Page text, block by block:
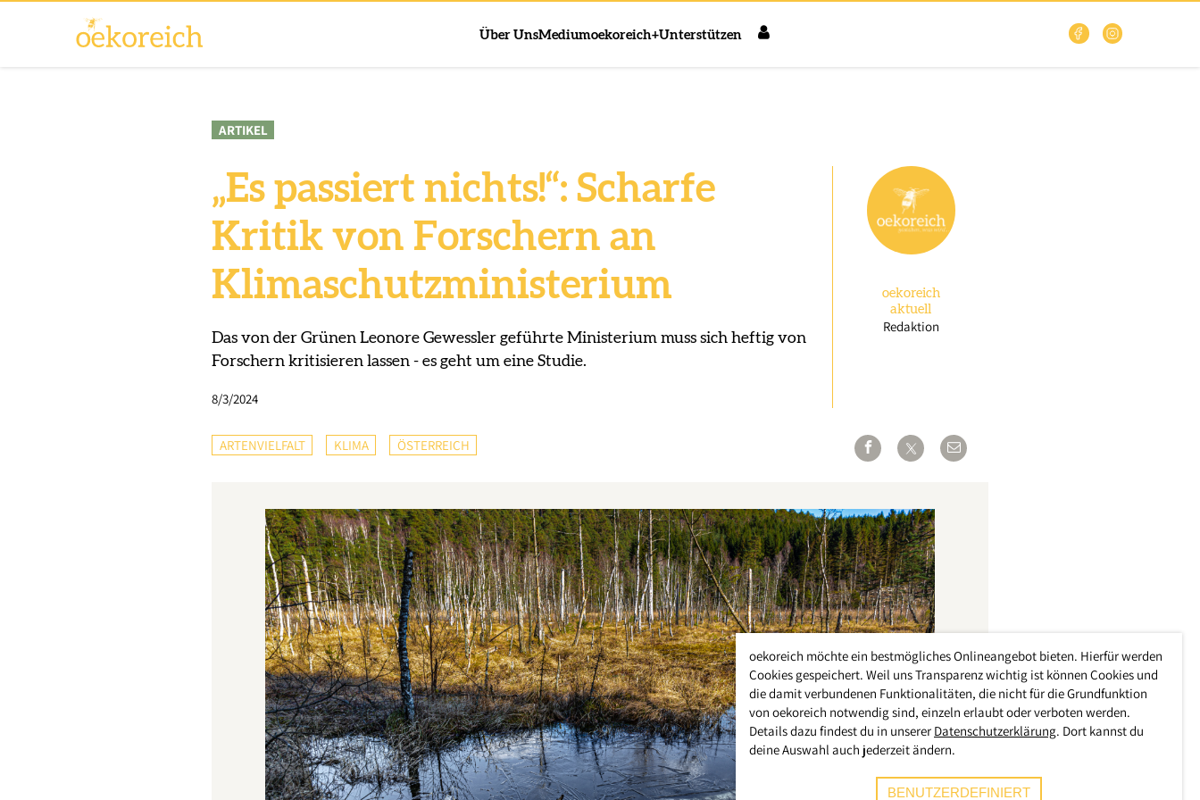
Über UnsMediumoekoreich+Unterstützen
ARTIKEL
„Es passiert nichts!“: Scharfe
Kritik von Forschern an
Klimaschutzministerium
Das von der Grünen Leonore Gewessler geführte Ministerium muss sich heftig von
Forschern kritisieren lassen - es geht um eine Studie.
8/3/2024
oekoreich
aktuell
Redaktion
ARTENVIELFALT KLIMA ÖSTERREICH
oekoreich möchte ein bestmögliches Onlineangebot bieten. Hierfür werden
Cookies gespeichert. Weil uns Transparenz wichtig ist können Cookies und
die damit verbundenen Funktionalitäten, die nicht für die Grundfunktion
von oekoreich notwendig sind, einzeln erlaubt oder verboten werden.
Details dazu findest du in unserer Datenschutzerklärung. Dort kannst du
deine Auswahl auch jederzeit ändern.
BENUTZERDEFINIERT